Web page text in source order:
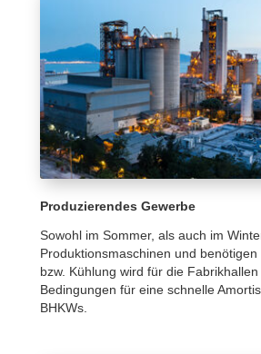
Produzierendes Gewerbe
Sowohl im Sommer, als auch im
Produktionsmaschinen und
bzw. Kühlung wird für die
Bedingungen für eine schnelle
BHKWs.